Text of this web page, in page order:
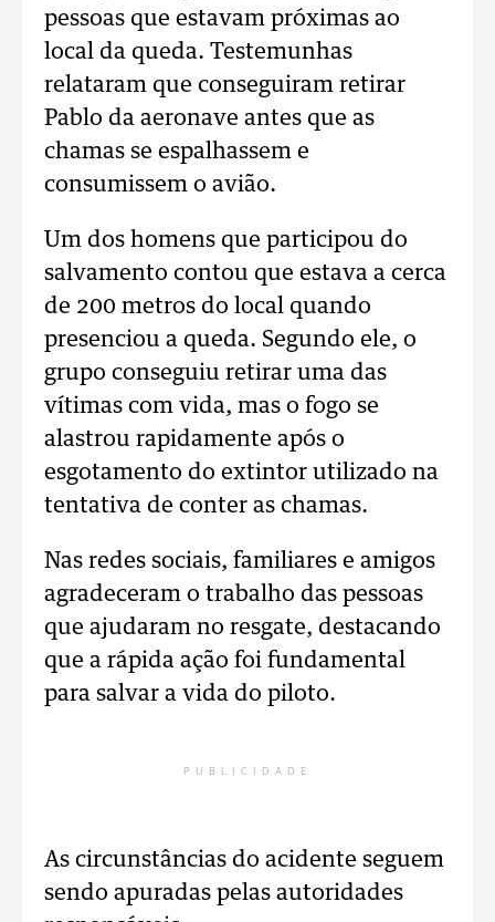
pessoas que estavam próximas ao
local da queda. Testemunhas
relataram que conseguiram retirar
Pablo da aeronave antes que as
chamas se espalhassem e
consumissem o avião.
Um dos homens que participou do
salvamento contou que estava a cerca
de 200 metros do local quando
presenciou a queda. Segundo ele, o
grupo conseguiu retirar uma das
vítimas com vida, mas o fogo se
alastrou rapidamente após o
esgotamento do extintor utilizado na
tentativa de conter as chamas.
Nas redes sociais, familiares e amigos
agradeceram o trabalho das pessoas
que ajudaram no resgate, destacando
que a rápida ação foi fundamental
para salvar a vida do piloto.
PUBLICIDADE
As circunstâncias do acidente seguem
sendo apuradas pelas autoridades